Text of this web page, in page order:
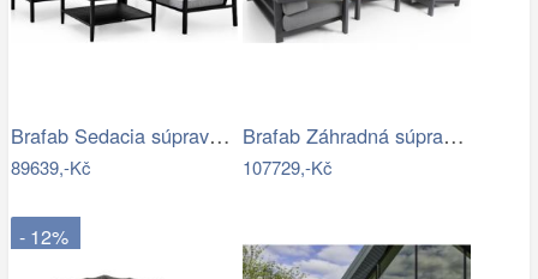
Brafab Sedacia súprava BELFORT čierna -…
89639,-Kč
Brafab Záhradná súprava AMESDALE -…
107729,-Kč
- 12%